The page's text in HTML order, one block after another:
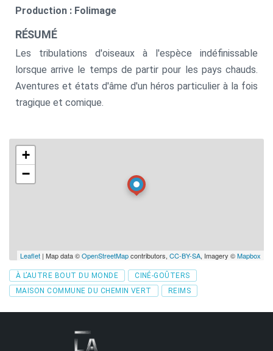
Production : Folimage
RÉSUMÉ
Les tribulations d'oiseaux à l'espèce indéfinissable
lorsque arrive le temps de partir pour les pays chauds.
Aventures et états d'âme d'un héros particulier à la fois
tragique et comique.
+
−
Leaflet | Map data ©OpenStreetMapcontributors, CC-BY-SA, Imagery ©Mapbox
Tags
À L’AUTRE BOUT DU MONDE
CINÉ-GOÛTERS
MAISON COMMUNE DU CHEMIN VERT
REIMS